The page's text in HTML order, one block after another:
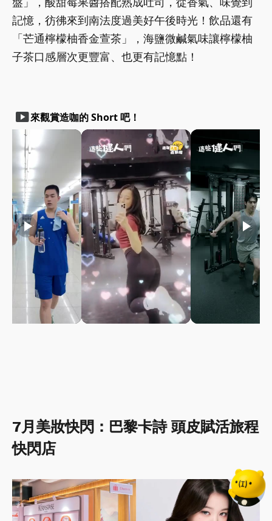
記憶，彷彿來到南法度過美好午後時光！飲品還有
「芒通檸檬柚香金萱茶」，海鹽微鹹氣味讓檸檬柚
子茶口感層次更豐富、也更有記憶點！
smart_display來觀賞造咖的 Short 吧！
play_arrow play_arrow play_arrow
7月美妝快閃：巴黎卡詩 頭皮賦活旅程
快閃店